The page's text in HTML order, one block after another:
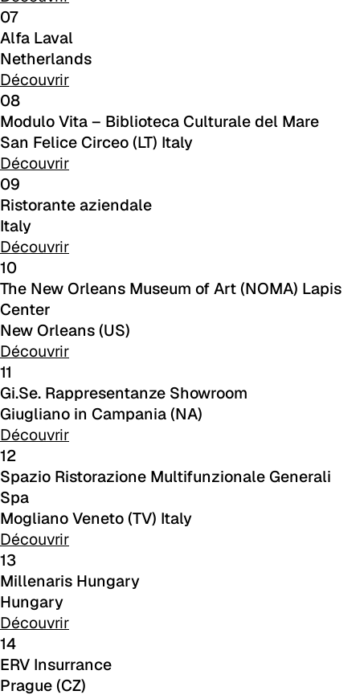
C 30C
C 31C
C 32C
C 33C
C 34C
C 39C
C 36C
C 37C
C 38C
Trevi (Cat. C - Tissu)
C 38L
C 381
C 380
07
Alfa Laval
Netherlands
Découvrir
08
Modulo Vita – Biblioteca Culturale del Mare
San Felice Circeo (LT) Italy
Découvrir
09
Ristorante aziendale
Italy
Découvrir
10
The New Orleans Museum of Art (NOMA) Lapis
Center
New Orleans (US)
Découvrir
11
Gi.Se. Rappresentanze Showroom
Giugliano in Campania (NA)
Découvrir
12
Spazio Ristorazione Multifunzionale Generali
Spa
Mogliano Veneto (TV) Italy
Découvrir
13
Millenaris Hungary
Hungary
Découvrir
14
ERV Insurrance
Prague (CZ)